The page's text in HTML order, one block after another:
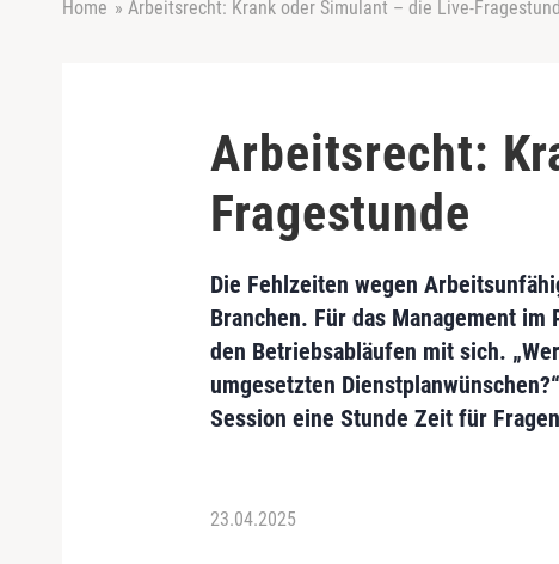
Home » Arbeitsrecht: Krank oder Simulant – die Live-
Arbeitsrecht:
Fragestunde
Die Fehlzeiten wegen
Branchen. Für das Management
den Betriebsabläufen mit sich.
umgesetzten
Session eine Stunde Zeit für
23.04.2025